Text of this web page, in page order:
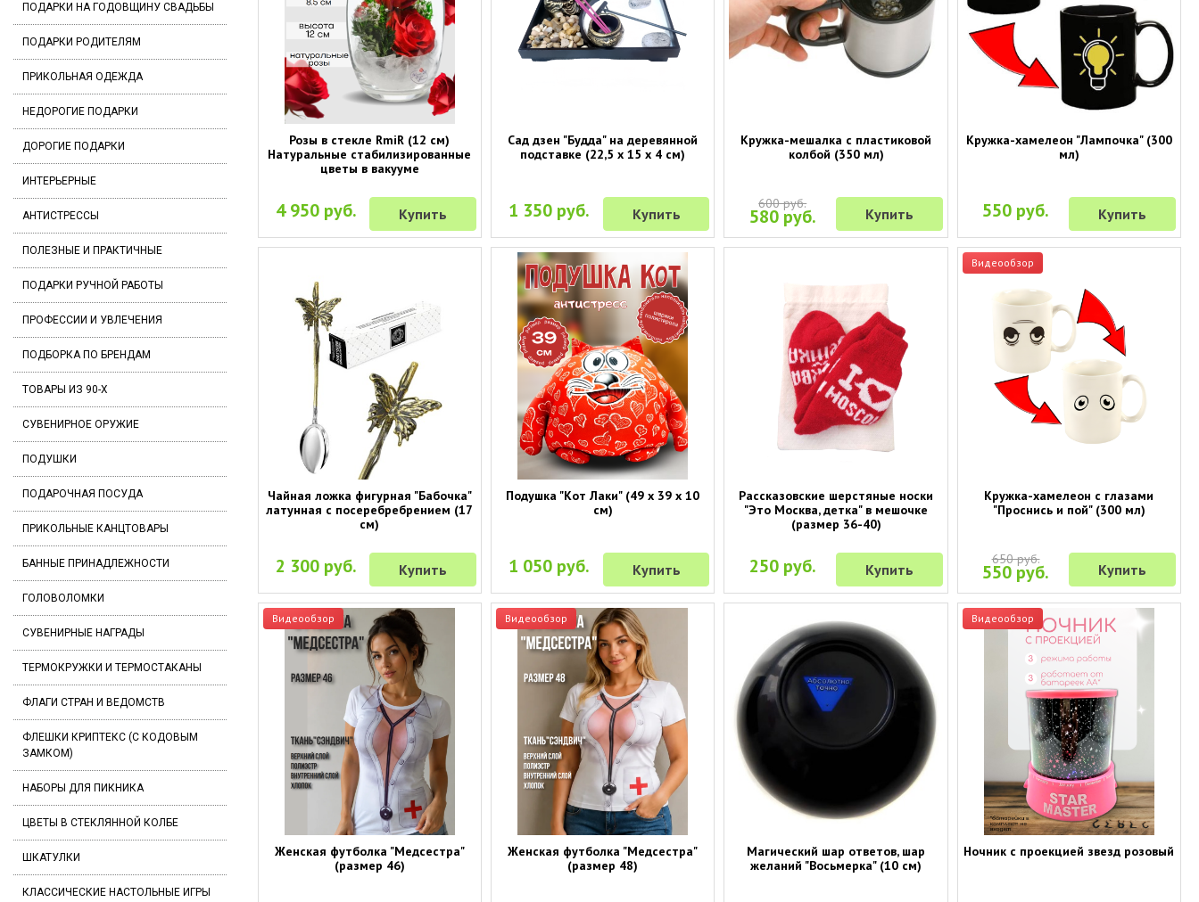
ПОДАРКИ НА ГОДОВЩИНУ СВАДЬБЫ
ПОДАРКИ РОДИТЕЛЯМ
ПРИКОЛЬНАЯ ОДЕЖДА
НЕДОРОГИЕ ПОДАРКИ
ДОРОГИЕ ПОДАРКИ
ИНТЕРЬЕРНЫЕ
АНТИСТРЕССЫ
ПОЛЕЗНЫЕ И ПРАКТИЧНЫЕ
ПОДАРКИ РУЧНОЙ РАБОТЫ
ПРОФЕССИИ И УВЛЕЧЕНИЯ
ПОДБОРКА ПО БРЕНДАМ
ТОВАРЫ ИЗ 90-Х
СУВЕНИРНОЕ ОРУЖИЕ
ПОДУШКИ
ПОДАРОЧНАЯ ПОСУДА
ПРИКОЛЬНЫЕ КАНЦТОВАРЫ
БАННЫЕ ПРИНАДЛЕЖНОСТИ
ГОЛОВОЛОМКИ
СУВЕНИРНЫЕ НАГРАДЫ
ТЕРМОКРУЖКИ И ТЕРМОСТАКАНЫ
ФЛАГИ СТРАН И ВЕДОМСТВ
ФЛЕШКИ КРИПТЕКС (С КОДОВЫМ
ЗАМКОМ)
НАБОРЫ ДЛЯ ПИКНИКА
ЦВЕТЫ В СТЕКЛЯННОЙ КОЛБЕ
ШКАТУЛКИ
КЛАССИЧЕСКИЕ НАСТОЛЬНЫЕ ИГРЫ
Розы в стекле RmiR (12 см)
Натуральные стабилизированные
цветы в вакууме
4 950 руб. Купить
Сад дзен "Будда" на деревянной
подставке (22,5 х 15 х 4 см)
1 350 руб. Купить
Кружка-мешалка с пластиковой
колбой (350 мл)
600 руб.
580 руб. Купить
Кружка-хамелеон "Лампочка" (300
мл)
550 руб. Купить
Чайная ложка фигурная "Бабочка"
латунная с посеребребрением (17
см)
2 300 руб. Купить
Подушка "Кот Лаки" (49 х 39 х 10
см)
1 050 руб. Купить
Рассказовские шерстяные носки
"Это Москва, детка" в мешочке
(размер 36-40)
250 руб. Купить
Видеообзор
Кружка-хамелеон с глазами
"Проснись и пой" (300 мл)
650 руб.
550 руб. Купить
Видеообзор
Женская футболка "Медсестра"
(размер 46)
Видеообзор
Женская футболка "Медсестра"
(размер 48)
Магический шар ответов, шар
желаний "Восьмерка" (10 см)
Видеообзор
Ночник с проекцией звезд розовый